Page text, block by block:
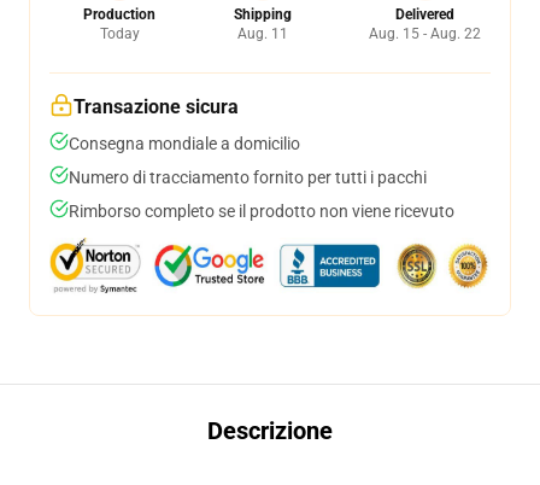
Production
Today
Shipping
Aug. 11
Delivered
Aug. 15 - Aug. 22
Transazione sicura
Consegna mondiale a domicilio
Numero di tracciamento fornito per tutti i pacchi
Rimborso completo se il prodotto non viene ricevuto
Descrizione